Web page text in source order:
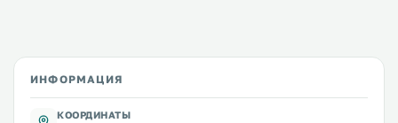
ИНФОРМАЦИЯ
КООРДИНАТЫ